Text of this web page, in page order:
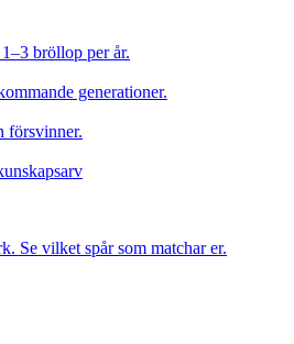
bröllop per år.
generationer.
försvinner.
Se vilket spår som matchar er.